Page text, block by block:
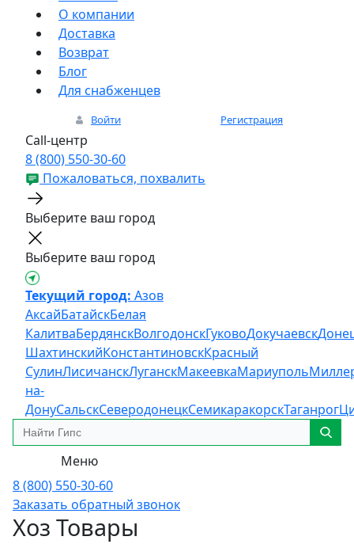
О компании
Доставка
Возврат
Блог
Для снабженцев
Войти Регистрация
Call-центр
8 (800) 550-30-60
Пожаловаться, похвалить
Выберите ваш город
Выберите ваш город
Текущий город: Азов
АксайБатайскБелая
КалитваБердянскВолгодонскГуковоДокучаевск
ШахтинскийКонстантиновскКрасный
СулинЛисичанскЛуганскМакеевкаМариуполь
на-
ДонуСальскСеверодонецкСемикаракорскТаганрог
Меню
8 (800) 550-30-60
Заказать обратный звонок
Хоз Товары